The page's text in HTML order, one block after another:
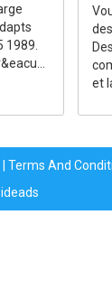
1989.
et
| Terms And